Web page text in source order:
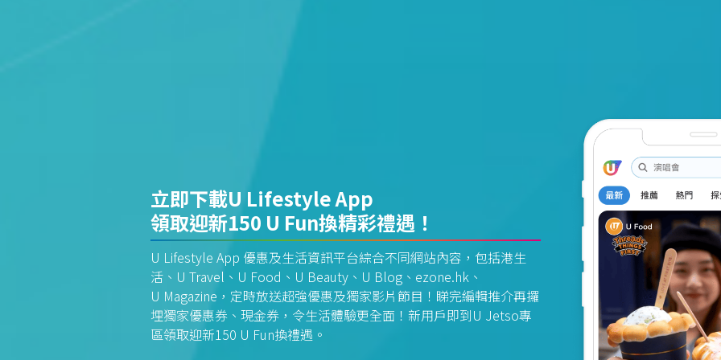
立即下載U Lifestyle App
領取迎新150 U Fun換精彩禮遇！
U Lifestyle App 優惠及生活資訊平台綜合不同網站內容，包括港生
活、U Travel、U Food、U Beauty、U Blog、ezone.hk、
U Magazine，定時放送超強優惠及獨家影片節目！睇完編輯推介再攞
埋獨家優惠券、現金券，令生活體驗更全面！新用戶即到U Jetso專
區領取迎新150 U Fun換禮遇。